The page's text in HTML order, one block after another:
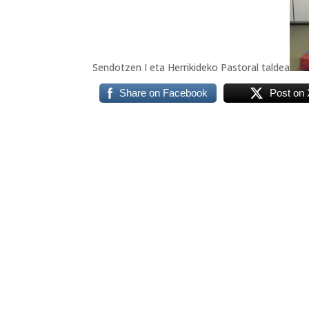
Sendotzen I eta Herrikideko Pastoral taldea
Share on Facebook Post on